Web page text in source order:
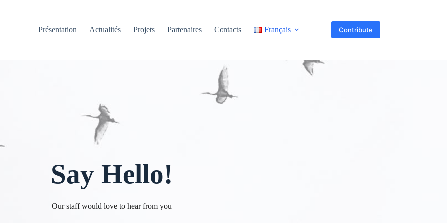
Présentation
Actualités Projets Partenaires Contacts Français Contribute
Say Hello!
Our staff would love to hear from you